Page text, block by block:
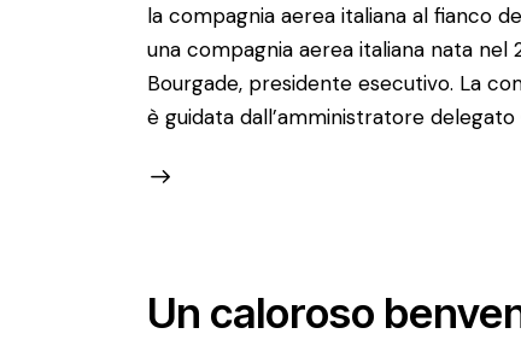
la compagnia aerea italiana al fianco
una compagnia aerea italiana nata
Bourgade, presidente esecutivo. La
è guidata dall’amministratore delegato
Un caloroso